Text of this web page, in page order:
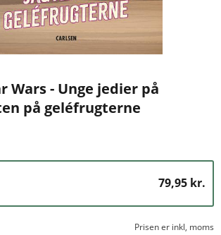
Wars - Unge jedier på
på geléfrugterne
79,95 kr.
Prisen er inkl, moms